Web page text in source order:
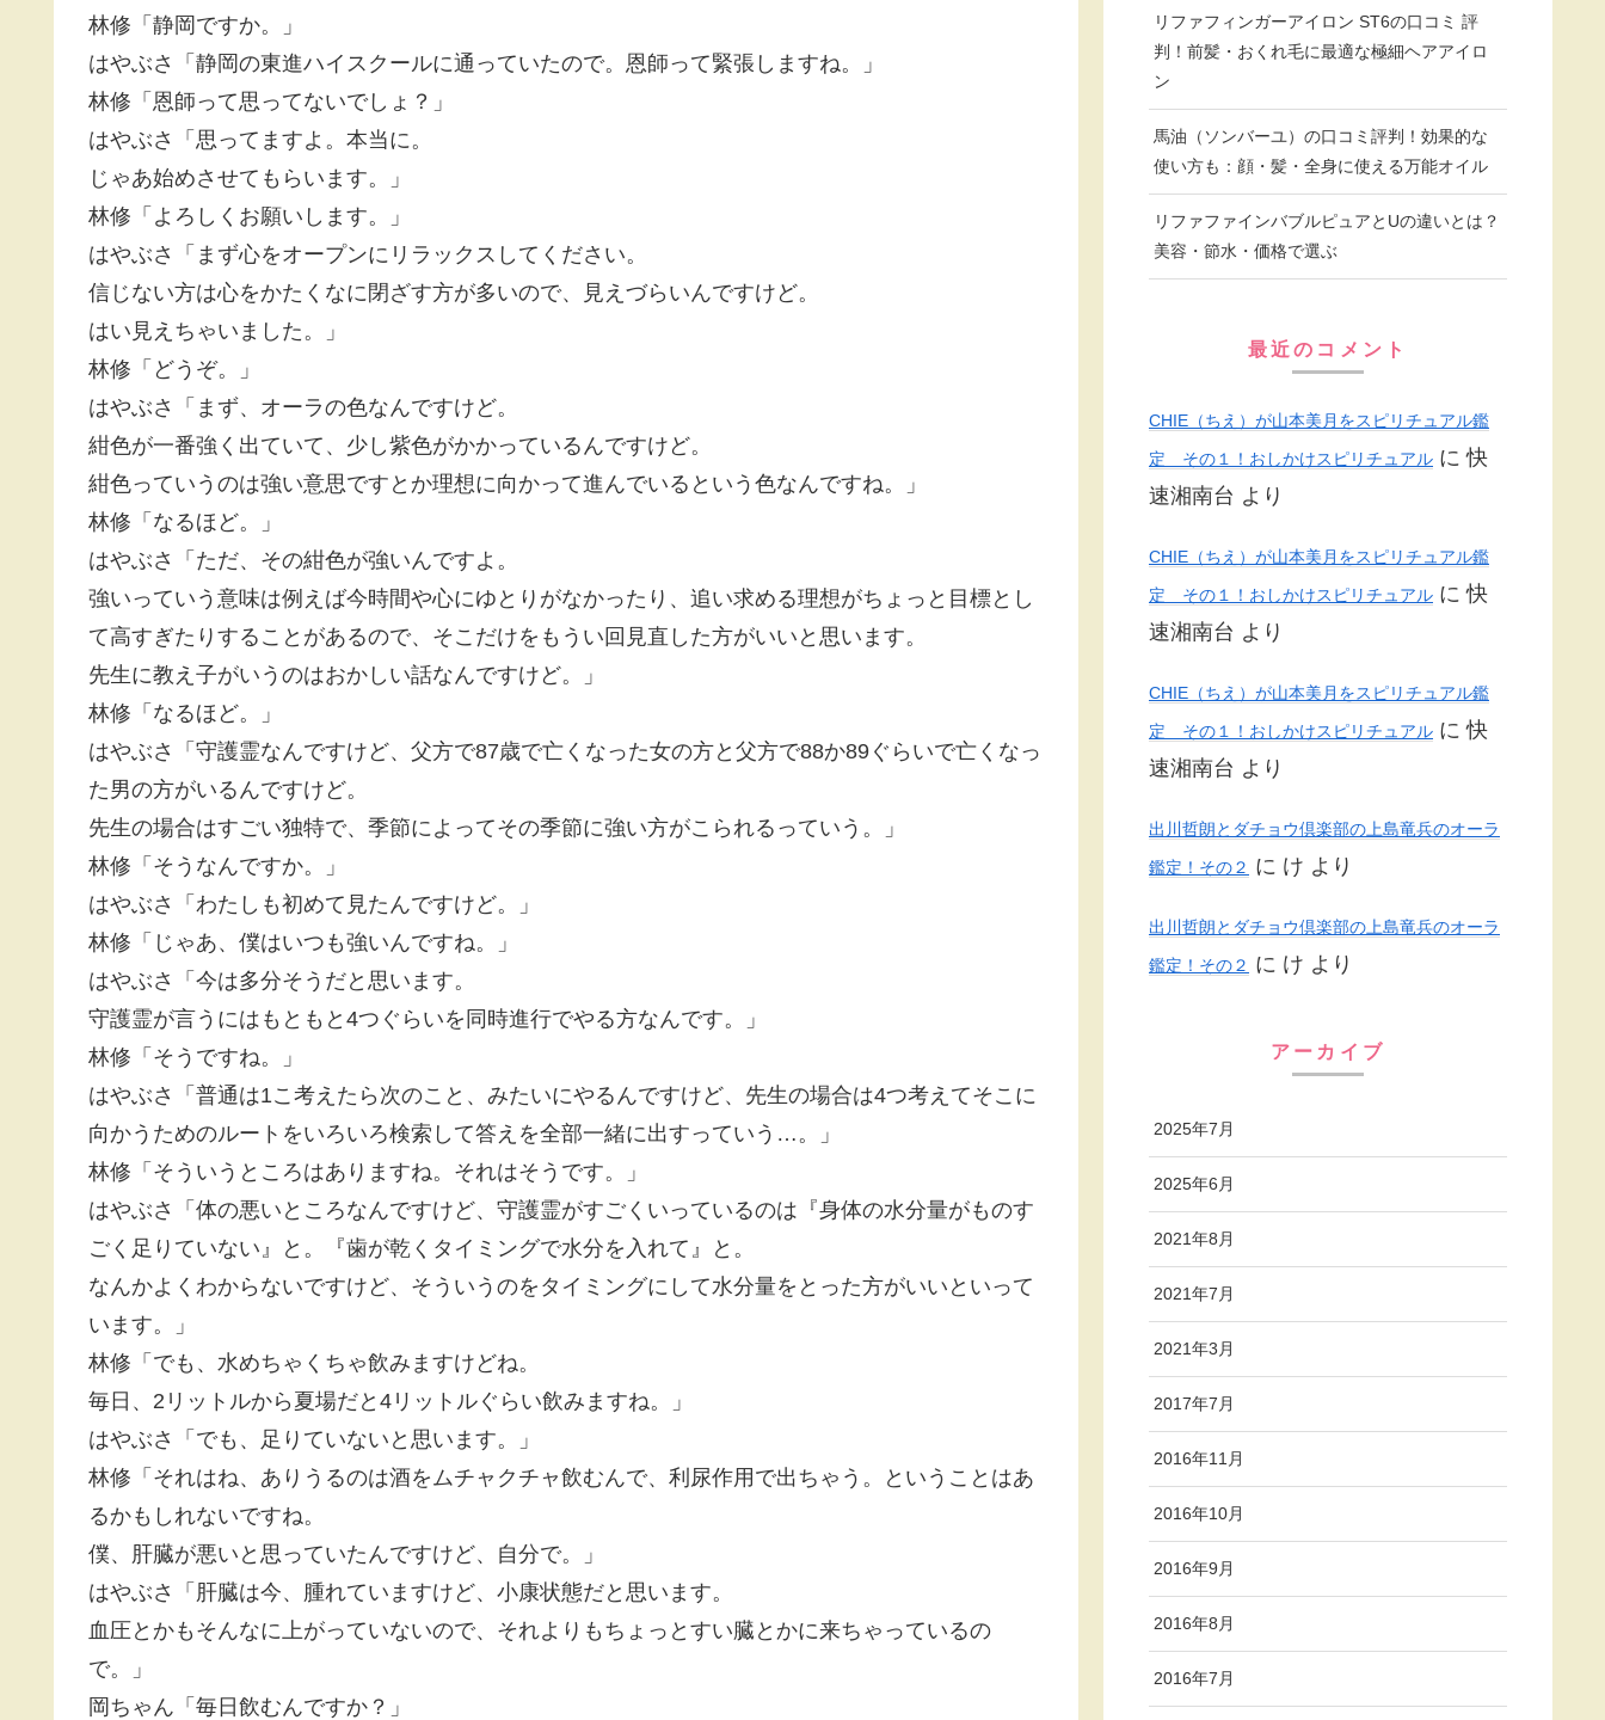
林修「静岡ですか。」
はやぶさ「静岡の東進ハイスクールに通っていたので。恩師って緊張しますね。」
林修「恩師って思ってないでしょ？」
はやぶさ「思ってますよ。本当に。
じゃあ始めさせてもらいます。」
林修「よろしくお願いします。」
はやぶさ「まず心をオープンにリラックスしてください。
信じない方は心をかたくなに閉ざす方が多いので、見えづらいんですけど。
はい見えちゃいました。」
林修「どうぞ。」
はやぶさ「まず、オーラの色なんですけど。
紺色が一番強く出ていて、少し紫色がかかっているんですけど。
紺色っていうのは強い意思ですとか理想に向かって進んでいるという色なんですね。」
林修「なるほど。」
はやぶさ「ただ、その紺色が強いんですよ。
強いっていう意味は例えば今時間や心にゆとりがなかったり、追い求める理想がちょっと目標とし
て高すぎたりすることがあるので、そこだけをもうい回見直した方がいいと思います。
先生に教え子がいうのはおかしい話なんですけど。」
林修「なるほど。」
はやぶさ「守護霊なんですけど、父方で87歳で亡くなった女の方と父方で88か89ぐらいで亡くなっ
た男の方がいるんですけど。
先生の場合はすごい独特で、季節によってその季節に強い方がこられるっていう。」
林修「そうなんですか。」
はやぶさ「わたしも初めて見たんですけど。」
林修「じゃあ、僕はいつも強いんですね。」
はやぶさ「今は多分そうだと思います。
守護霊が言うにはもともと4つぐらいを同時進行でやる方なんです。」
林修「そうですね。」
はやぶさ「普通は1こ考えたら次のこと、みたいにやるんですけど、先生の場合は4つ考えてそこに
向かうためのルートをいろいろ検索して答えを全部一緒に出すっていう…。」
林修「そういうところはありますね。それはそうです。」
はやぶさ「体の悪いところなんですけど、守護霊がすごくいっているのは『身体の水分量がものす
ごく足りていない』と。『歯が乾くタイミングで水分を入れて』と。
なんかよくわからないですけど、そういうのをタイミングにして水分量をとった方がいいといって
います。」
林修「でも、水めちゃくちゃ飲みますけどね。
毎日、2リットルから夏場だと4リットルぐらい飲みますね。」
はやぶさ「でも、足りていないと思います。」
林修「それはね、ありうるのは酒をムチャクチャ飲むんで、利尿作用で出ちゃう。ということはあ
るかもしれないですね。
僕、肝臓が悪いと思っていたんですけど、自分で。」
はやぶさ「肝臓は今、腫れていますけど、小康状態だと思います。
血圧とかもそんなに上がっていないので、それよりもちょっとすい臓とかに来ちゃっているの
で。」
岡ちゃん「毎日飲むんですか？」
リファフィンガーアイロン ST6の口コミ 評
判！前髪・おくれ毛に最適な極細ヘアアイロ
ン
馬油（ソンバーユ）の口コミ評判！効果的な
使い方も：顔・髪・全身に使える万能オイル
リファファインバブルピュアとUの違いとは？
美容・節水・価格で選ぶ
最近のコメント
CHIE（ちえ）が山本美月をスピリチュアル鑑
定 その１！おしかけスピリチュアル に快
速湘南台 より
CHIE（ちえ）が山本美月をスピリチュアル鑑
定 その１！おしかけスピリチュアル に快
速湘南台 より
CHIE（ちえ）が山本美月をスピリチュアル鑑
定 その１！おしかけスピリチュアル に快
速湘南台 より
出川哲朗とダチョウ倶楽部の上島竜兵のオーラ
鑑定！その２ に け より
出川哲朗とダチョウ倶楽部の上島竜兵のオーラ
鑑定！その２ に け より
アーカイブ
2025年7月
2025年6月
2021年8月
2021年7月
2021年3月
2017年7月
2016年11月
2016年10月
2016年9月
2016年8月
2016年7月